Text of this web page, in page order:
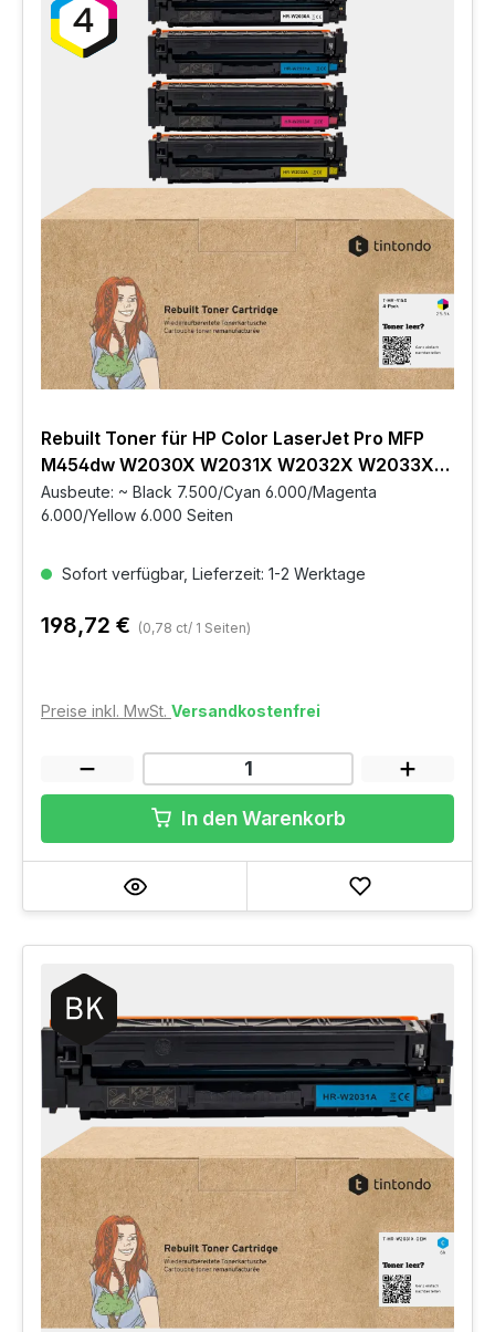
Rebuilt Toner für HP Color LaserJet Pro MFP
M454dw W2030X W2031X W2032X W2033X
415X BKCMY 4er Set
Ausbeute: ~ Black 7.500/Cyan 6.000/Magenta
6.000/Yellow 6.000 Seiten
Sofort verfügbar, Lieferzeit: 1-2 Werktage
198,72 € (0,78 ct/ 1 Seiten)
Preise inkl. MwSt. Versandkostenfrei
In den Warenkorb